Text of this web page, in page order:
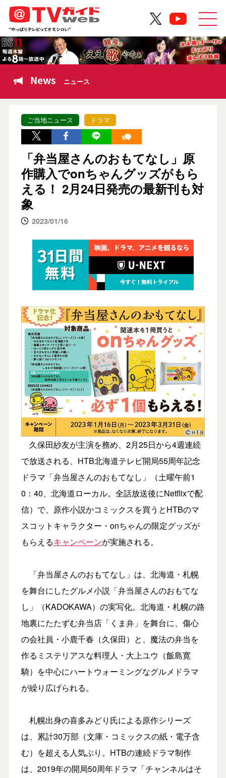
News ニュース
ご当地ニュース ドラマ
「弁当屋さんのおもてなし」原
作購入でonちゃんグッズがもら
える！ 2月24日発売の最新刊も対
象
2023/01/16
久保田紗友が主演を務め、2月25日から4週連続
で放送される、HTB北海道テレビ開局55周年記念
ドラマ「弁当屋さんのおもてなし」（土曜午前1
0：40、北海道ローカル。全話放送後にNetflixで配
信）で、原作小説かコミックスを買うとHTBのマ
スコットキャラクター・onちゃんの限定グッズが
もらえるキャンペーンが実施される。
「弁当屋さんのおもてなし」は、北海道・札幌
を舞台にしたグルメ小説「弁当屋さんのおもてな
し」（KADOKAWA）の実写化。北海道・札幌の路
地裏にたたずむ弁当店「くま弁」を舞台に、傷心
の会社員・小鹿千春（久保田）と、魔法の弁当を
作るミステリアスな料理人・大上ユウ（飯島寛
騎）を中心にハートウォーミングなグルメドラマ
が繰り広げられる。
札幌出身の喜多みどり氏による原作シリーズ
は、累計30万部（文庫・コミックスの紙・電子含
む）を超える人気ぶり。HTBの連続ドラマ制作
は、2019年の開局50周年ドラマ「チャンネルはそ